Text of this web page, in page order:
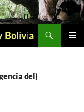
Bolivia
del)